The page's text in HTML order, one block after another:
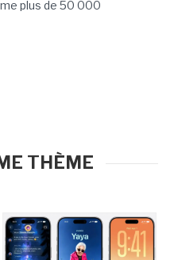
plus de 50 000
THÈME